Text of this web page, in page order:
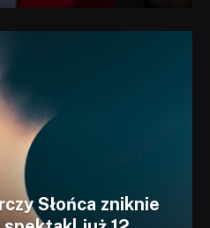
Słońca zniknie